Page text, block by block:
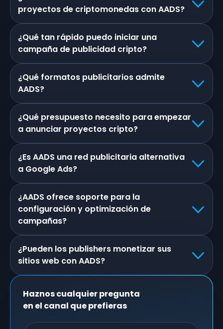
proyectos de criptomonedas con AADS?
¿Qué tan rápido puedo iniciar una
campaña de publicidad cripto?
¿Qué formatos publicitarios admite
AADS?
¿Qué presupuesto necesito para empezar
a anunciar proyectos cripto?
¿Es AADS una red publicitaria alternativa
a Google Ads?
¿AADS ofrece soporte para la
configuración y optimización de
campañas?
¿Pueden los publishers monetizar sus
sitios web con AADS?
Haznos cualquier pregunta
en el canal que prefieras